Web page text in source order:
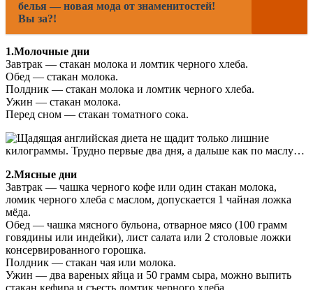
белья — новая мода от знаменитостей!
Вы за?!
1.Молочные дни
Завтрак — стакан молока и ломтик черного хлеба.
Обед — стакан молока.
Полдник — стакан молока и ломтик черного хлеба.
Ужин — стакан молока.
Перед сном — стакан томатного сока.
2.Мясные дни
Завтрак — чашка черного кофе или один стакан молока,
ломик черного хлеба с маслом, допускается 1 чайная ложка
мёда.
Обед — чашка мясного бульона, отварное мясо (100 грамм
говядины или индейки), лист салата или 2 столовые ложки
консервированного горошка.
Полдник — стакан чая или молока.
Ужин — два вареных яйца и 50 грамм сыра, можно выпить
стакан кефира и съесть ломтик черного хлеба.